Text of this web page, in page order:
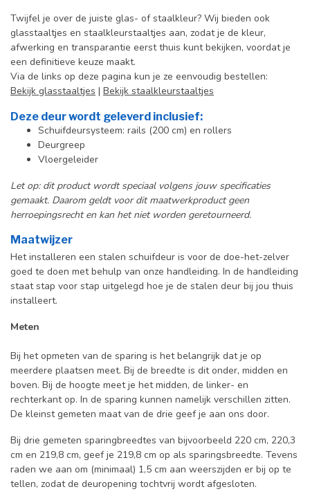
Twijfel je over de juiste glas- of staalkleur? Wij bieden ook
glasstaaltjes en staalkleurstaaltjes aan, zodat je de kleur,
afwerking en transparantie eerst thuis kunt bekijken, voordat je
een definitieve keuze maakt.
Via de links op deze pagina kun je ze eenvoudig bestellen:
Bekijk glasstaaltjes | Bekijk staalkleurstaaltjes
Deze deur wordt geleverd inclusief:
Schuifdeursysteem: rails (200 cm) en rollers
Deurgreep
Vloergeleider
Let op: dit product wordt speciaal volgens jouw specificaties
gemaakt. Daarom geldt voor dit maatwerkproduct geen
herroepingsrecht en kan het niet worden geretourneerd.
Maatwijzer
Het installeren een stalen schuifdeur is voor de doe-het-zelver
goed te doen met behulp van onze handleiding. In de handleiding
staat stap voor stap uitgelegd hoe je de stalen deur bij jou thuis
installeert.
Meten
Bij het opmeten van de sparing is het belangrijk dat je op
meerdere plaatsen meet. Bij de breedte is dit onder, midden en
boven. Bij de hoogte meet je het midden, de linker- en
rechterkant op. In de sparing kunnen namelijk verschillen zitten.
De kleinst gemeten maat van de drie geef je aan ons door.
Bij drie gemeten sparingbreedtes van bijvoorbeeld 220 cm, 220,3
cm en 219,8 cm, geef je 219,8 cm op als sparingsbreedte. Tevens
raden we aan om (minimaal) 1,5 cm aan weerszijden er bij op te
tellen, zodat de deuropening tochtvrij wordt afgesloten.